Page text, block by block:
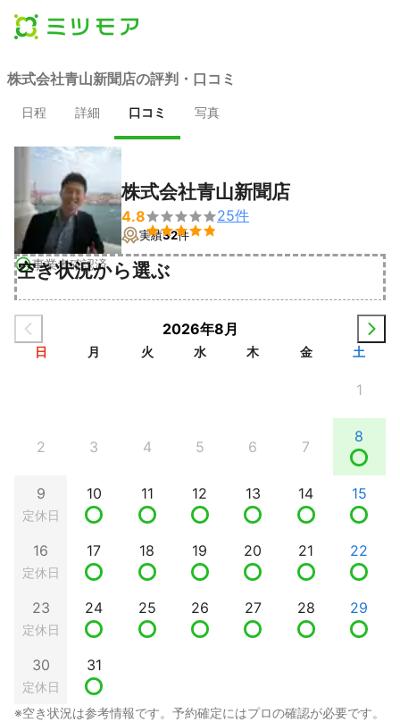
株式会社青山新聞店の評判・口コミ
日程 詳細 口コミ 写真
事業者確認済
株式会社青山新聞店
4.8

25件
実績32件
空き状況から選ぶ
2026年8月
日 月 火 水 木 金 土
1
2 3 4 5 6 7
8
9
定休日
10 11 12 13 14 15
16
定休日
17 18 19 20 21 22
23
定休日
24 25 26 27 28 29
30
定休日
31
※空き状況は参考情報です。予約確定にはプロの確認が必要です。